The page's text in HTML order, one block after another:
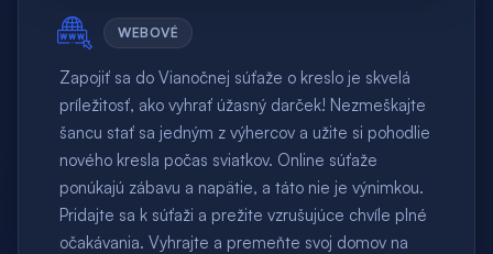
WEBOVÉ
Zapojiť sa do Vianočnej súťaže o kreslo je skvelá
príležitosť, ako vyhrať úžasný darček! Nezmeškajte
šancu stať sa jedným z výhercov a užite si pohodlie
nového kresla počas sviatkov. Online súťaže
ponúkajú zábavu a napätie, a táto nie je výnimkou.
Pridajte sa k súťaži a prežite vzrušujúce chvíle plné
očakávania. Vyhrajte a premeňte svoj domov na